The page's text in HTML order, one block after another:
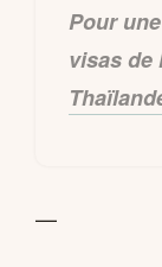
Pour
visas de
—